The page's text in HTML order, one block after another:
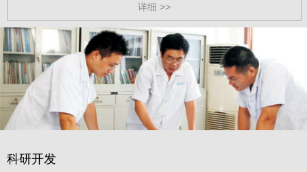
详细 >>
科研开发